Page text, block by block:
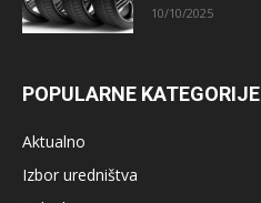
10/10/2025
POPULARNE KATEGORIJE
Aktualno
Izbor uredništva